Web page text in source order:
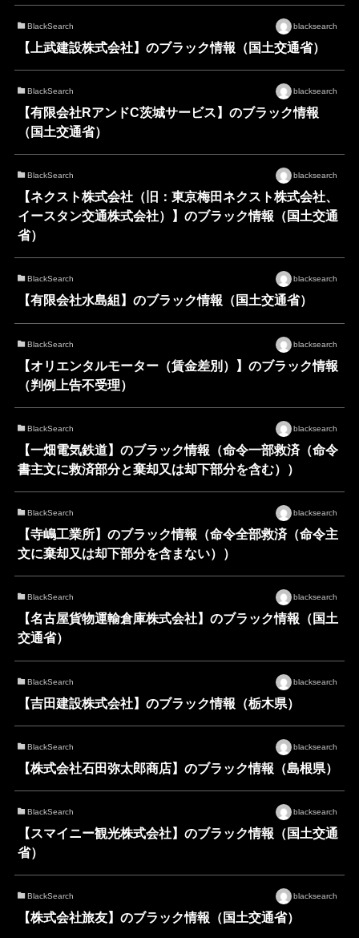
BlackSearch blacksearch
【上武建設株式会社】のブラック情報（国土交通省）
BlackSearch blacksearch
【有限会社RアンドC茨城サービス】のブラック情報
（国土交通省）
BlackSearch blacksearch
【ネクスト株式会社（旧：東京梅田ネクスト株式会社、
イースタン交通株式会社）】のブラック情報（国土交通
省）
BlackSearch blacksearch
【有限会社水島組】のブラック情報（国土交通省）
BlackSearch blacksearch
【オリエンタルモーター（賃金差別）】のブラック情報
（判例上告不受理）
BlackSearch blacksearch
【一畑電気鉄道】のブラック情報（命令一部救済（命令
書主文に救済部分と棄却又は却下部分を含む））
BlackSearch blacksearch
【寺嶋工業所】のブラック情報（命令全部救済（命令主
文に棄却又は却下部分を含まない））
BlackSearch blacksearch
【名古屋貨物運輸倉庫株式会社】のブラック情報（国土
交通省）
BlackSearch blacksearch
【吉田建設株式会社】のブラック情報（栃木県）
BlackSearch blacksearch
【株式会社石田弥太郎商店】のブラック情報（島根県）
BlackSearch blacksearch
【スマイニー観光株式会社】のブラック情報（国土交通
省）
BlackSearch blacksearch
【株式会社旅友】のブラック情報（国土交通省）